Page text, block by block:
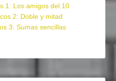
1: Los amigos del 10
2: Doble y mitad
3: Sumas sencillas